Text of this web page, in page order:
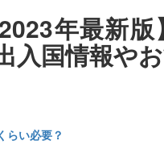
2023年最新
入国情報や
らい必要？